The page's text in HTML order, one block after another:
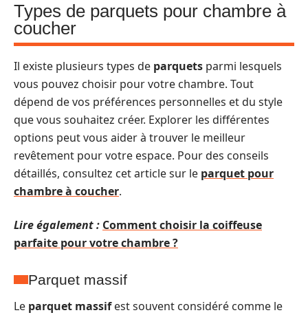
Types de parquets pour chambre à
coucher
Il existe plusieurs types de parquets parmi lesquels
vous pouvez choisir pour votre chambre. Tout
dépend de vos préférences personnelles et du style
que vous souhaitez créer. Explorer les différentes
options peut vous aider à trouver le meilleur
revêtement pour votre espace. Pour des conseils
détaillés, consultez cet article sur le parquet pour
chambre à coucher.
Lire également : Comment choisir la coiffeuse
parfaite pour votre chambre ?
Parquet massif
Le parquet massifest souvent considéré comme le